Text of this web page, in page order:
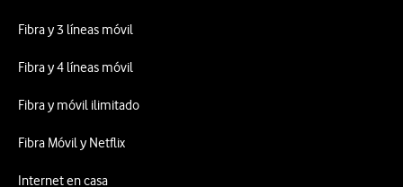
Fibra y 3 líneas móvil
Fibra y 4 líneas móvil
Fibra y móvil ilimitado
Fibra Móvil y Netflix
Internet en casa